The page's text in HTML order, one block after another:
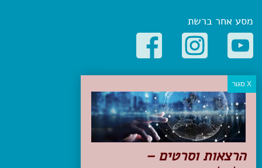
מסע אחר ברשת
קטגוריות פופולריות
יעדים
טיולים בישראל
מלונות בוטיק בישראל
טיפים והמלצות
הכנות לנסיעה
הרצאות וסרטים –